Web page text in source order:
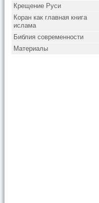
Крещение Руси
Коран как главная книга
ислама
Библия современности
Материалы